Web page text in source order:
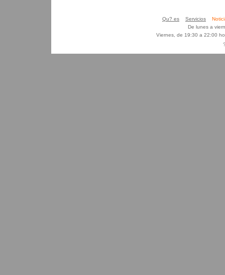
Qu? es Servicios
De lunes a
Viernes, de 19:30 a 22:00